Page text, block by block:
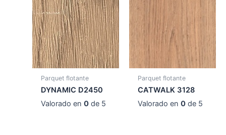
Parquet flotante
DYNAMIC D2450
Valorado en0 de 5
Parquet flotante
CATWALK 3128
Valorado en0 de 5